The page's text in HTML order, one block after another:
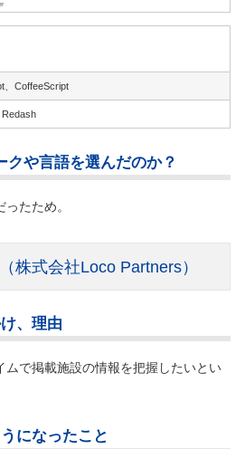
、CoffeeScript
クや言語を選んだのか？
たため。
（株式会社Loco Partners）
、理由
ムで掲載施設の情報を把握したいとい
になったこと